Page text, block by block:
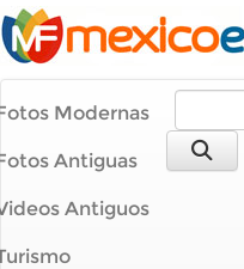
Modernas
Antiguas
Antiguos